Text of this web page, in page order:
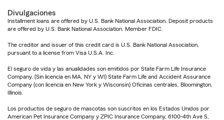
Divulgaciones
Installment loans are offered by U.S. Bank National Association. Deposit products
are offered by U.S. Bank National Association. Member FDIC.
The creditor and issuer of this credit card is U.S. Bank National Association,
pursuant to a license from Visa U.S.A. Inc.
El seguro de vida y las anualidades son emitidos por State Farm Life Insurance
Company. (Sin licencia en MA, NY y WI) State Farm Life and Accident Assurance
Company (con licencia en New York y Wisconsin) Oficinas centrales, Bloomington,
Illinois.
Los productos de seguro de mascotas son suscritos en los Estados Unidos por
American Pet Insurance Company y ZPIC Insurance Company, 6100-4th Ave S,